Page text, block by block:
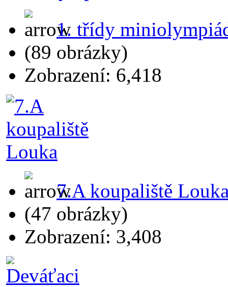
1. třídy
(89 obrázky)
Zobrazení: 6,418
7.A koupaliště
(47 obrázky)
Zobrazení: 3,408